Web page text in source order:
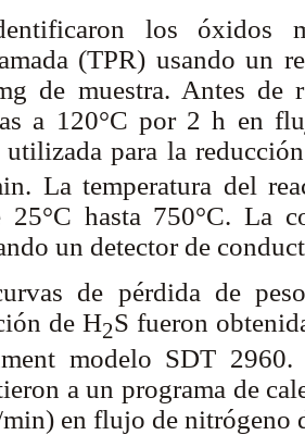
los óxidos
(TPR) usando un
de muestra. Antes de
a 120°C por 2 h en
utilizada para la
La temperatura del
25°C hasta 750°C. La
un detector de
de pérdida de
de H2S fueron
modelo SDT
a un programa de
min) en flujo de